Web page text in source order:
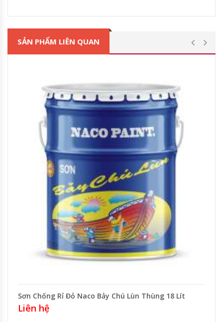
SẢN PHẨM LIÊN QUAN
Sơn Chống Rỉ Đỏ Naco Bảy Chú Lùn Thùng 18 Lít
Liên hệ